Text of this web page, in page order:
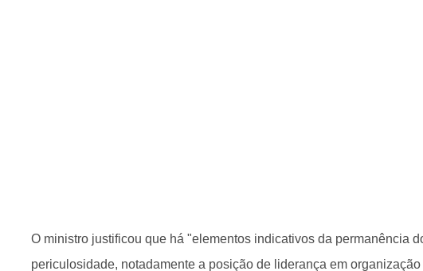
O ministro justificou que há "elementos indicativos da permanência
periculosidade, notadamente a posição de liderança em